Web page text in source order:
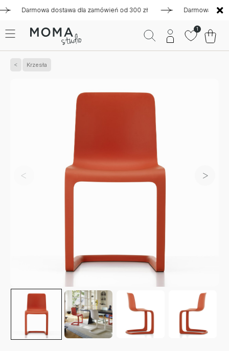
Darmowa dostawa dla zamówień od 300 zł Darmowa dostawa
1
Krzesła